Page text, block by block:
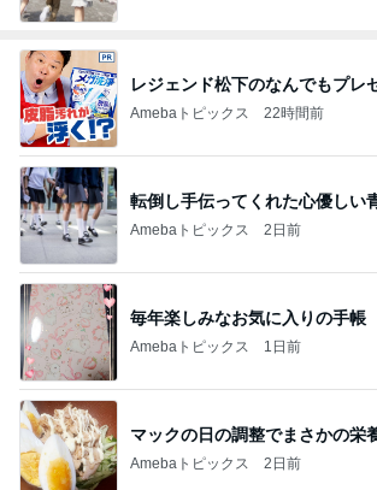
レジェンド松下のなんでもプレ
Amebaトピックス 22時間前
転倒し手伝ってくれた心優しい
Amebaトピックス 2日前
毎年楽しみなお気に入りの手帳
Amebaトピックス 1日前
マックの日の調整でまさかの栄
Amebaトピックス 2日前